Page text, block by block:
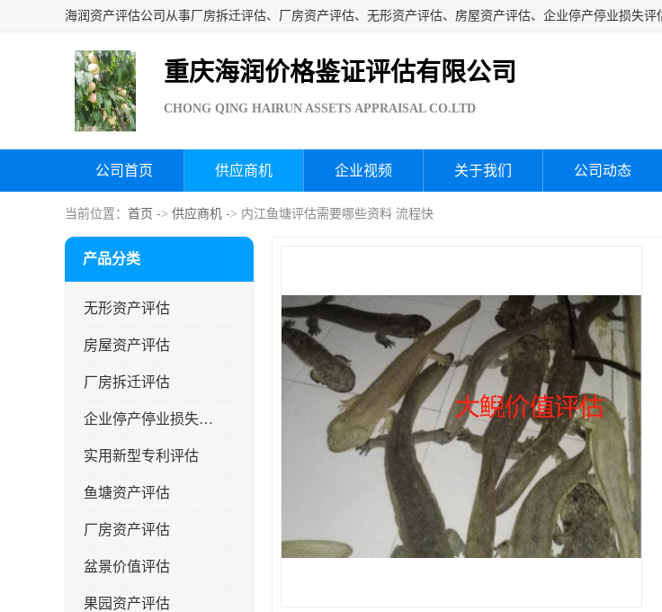
重庆海润价格鉴证评估有限公司
CHONG QING HAIRUN ASSETS APPRAISAL CO.LTD
公司首页 供应商机 企业视频 关于我们 公司动态
当前位置： 首页 -> 供应商机 -> 内江鱼塘评估需要哪些资料 流程快
产品分类
无形资产评估
房屋资产评估
厂房拆迁评估
企业停产停业损失评估
实用新型专利评估
鱼塘资产评估
厂房资产评估
盆景价值评估
果园资产评估